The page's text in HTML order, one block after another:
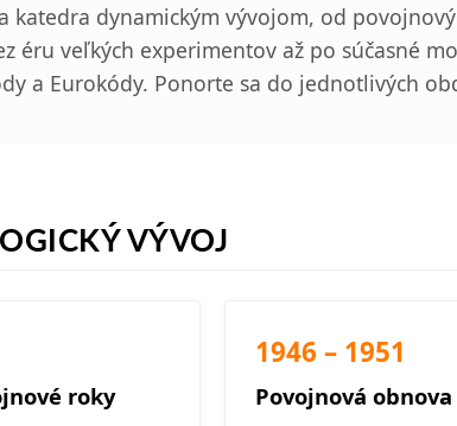
katedra dynamickým vývojom, od
éru veľkých experimentov až po súčasné
a Eurokódy. Ponorte sa do jednotlivých
VÝVOJ
roky
1946 – 1951
Povojnová obnova